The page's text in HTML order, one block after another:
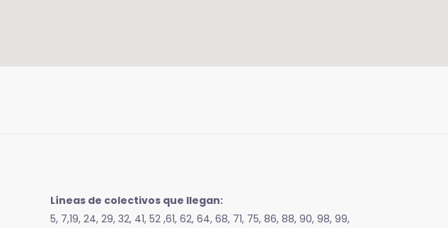
Líneas de colectivos que llegan:
5, 7,19, 24, 29, 32, 41, 52 ,61, 62, 64, 68, 71, 75, 86, 88, 90, 98, 99,